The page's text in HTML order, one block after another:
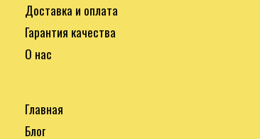
Доставка и оплата
Гарантия качества
О нас
Главная
Блог